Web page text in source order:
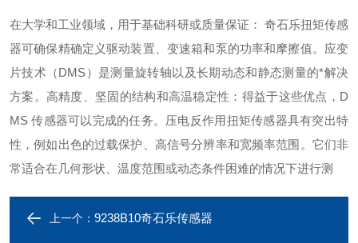
在大学和工业领域，用于基础科研或质量保证： 奇石乐扭矩传感
器可确保精确定义驱动装置、变速箱和泵的功率和摩擦值。应变
片技术（DMS）是测量旋转轴以及长期动态和静态测量的*解决
方案。高精度、坚固的结构和高温稳定性：得益于这些优点，D
MS 传感器可以完成的任务。压电反作用扭矩传感器具有突出特
性，例如出色的过载保护、高信号分辨率和宽频率范围。它们非
常适合在几何形状、温度范围或动态条件困难的情况下进行测
上一个： 9238B10奇石乐传感器